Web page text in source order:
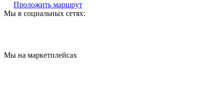
Проложить маршрут
Мы в социальных сетях:
Мы на маркетплейсах